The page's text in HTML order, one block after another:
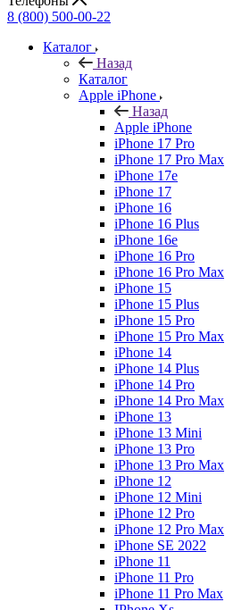
8 (800) 500-00-22
Каталог
Назад
Каталог
Apple iPhone
Назад
Apple iPhone
iPhone 17 Pro
iPhone 17 Pro Max
iPhone 17e
iPhone 17
iPhone 16
iPhone 16 Plus
iPhone 16e
iPhone 16 Pro
iPhone 16 Pro Max
iPhone 15
iPhone 15 Plus
iPhone 15 Pro
iPhone 15 Pro Max
iPhone 14
iPhone 14 Plus
iPhone 14 Pro
iPhone 14 Pro Max
iPhone 13
iPhone 13 Mini
iPhone 13 Pro
iPhone 13 Pro Max
iPhone 12
iPhone 12 Mini
iPhone 12 Pro
iPhone 12 Pro Max
iPhone SE 2022
iPhone 11
iPhone 11 Pro
iPhone 11 Pro Max